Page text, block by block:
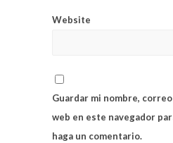
Website
Guardar mi nombre,
web en este navegador
haga un comentario.